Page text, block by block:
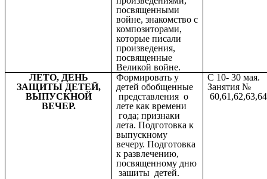
посвященными
войне, знакомство с
композиторами,
которые писали
произведения,
посвященные
Великой войне.
ЛЕТО, ДЕНЬ
ЗАЩИТЫ ДЕТЕЙ,
ВЫПУСКНОЙ
ВЕЧЕР.
Формировать у
детей обобщенные
представления о
лете как времени
года; признаки
лета. Подготовка к
выпускному
вечеру. Подготовка
к развлечению,
посвященному дню
зашиты детей.
С 10- 30 мая.
Занятия №